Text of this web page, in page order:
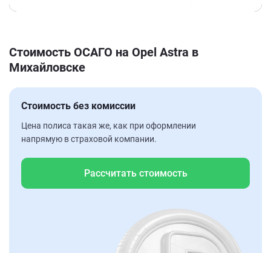
Стоимость ОСАГО на Opel Astra в
Михайловске
Стоимость без комиссии
Цена полиса такая же, как при оформлении
напрямую в страховой компании.
Рассчитать стоимость